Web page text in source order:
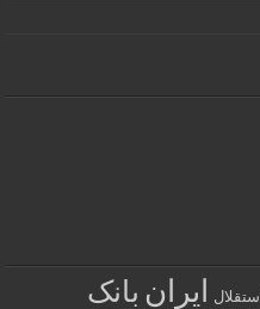
استقلال ایران بانک